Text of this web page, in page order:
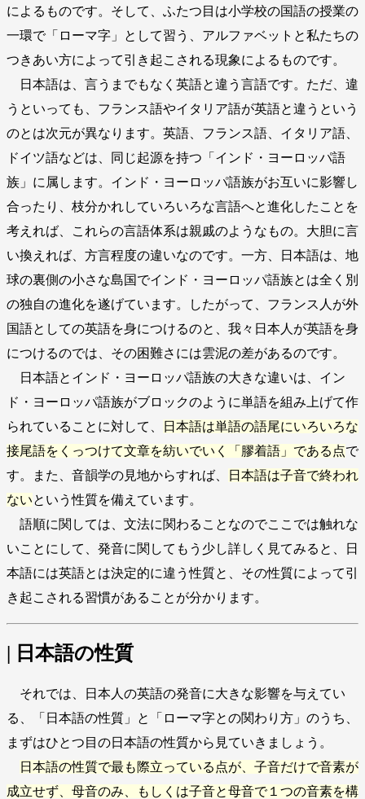
によるものです。そして、ふたつ目は小学校の国語の授業の
一環で「ローマ字」として習う、アルファベットと私たちの
つきあい方によって引き起こされる現象によるものです。
日本語は、言うまでもなく英語と違う言語です。ただ、違
うといっても、フランス語やイタリア語が英語と違うという
のとは次元が異なります。英語、フランス語、イタリア語、
ドイツ語などは、同じ起源を持つ「インド・ヨーロッパ語
族」に属します。インド・ヨーロッパ語族がお互いに影響し
合ったり、枝分かれしていろいろな言語へと進化したことを
考えれば、これらの言語体系は親戚のようなもの。大胆に言
い換えれば、方言程度の違いなのです。一方、日本語は、地
球の裏側の小さな島国でインド・ヨーロッパ語族とは全く別
の独自の進化を遂げています。したがって、フランス人が外
国語としての英語を身につけるのと、我々日本人が英語を身
につけるのでは、その困難さには雲泥の差があるのです。
日本語とインド・ヨーロッパ語族の大きな違いは、イン
ド・ヨーロッパ語族がブロックのように単語を組み上げて作
られていることに対して、
日本語は単語の語尾にいろいろな
接尾語をくっつけて文章を紡いでいく「膠着語」である点で
す。また、音韻学の見地からすれば、
日本語は子音で終われ
ないという性質を備えています。
語順に関しては、文法に関わることなのでここでは触れな
いことにして、発音に関してもう少し詳しく見てみると、日
本語には英語とは決定的に違う性質と、その性質によって引
き起こされる習慣があることが分かります。
| 日本語の性質
それでは、日本人の英語の発音に大きな影響を与えてい
る、「日本語の性質」と「ローマ字との関わり方」のうち、
まずはひとつ目の日本語の性質から見ていきましょう。
日本語の性質で最も際立っている点が、子音だけで音素が
成立せず、母音のみ、もしくは子音と母音で１つの音素を構